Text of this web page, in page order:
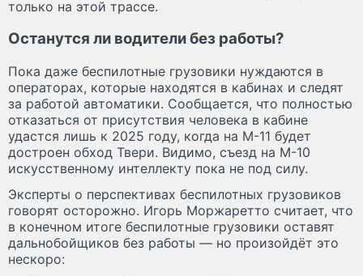
только на этой трассе.
Останутся ли водители без работы?
Пока даже беспилотные грузовики нуждаются в
операторах, которые находятся в кабинах и следят
за работой автоматики. Сообщается, что полностью
отказаться от присутствия человека в кабине
удастся лишь к 2025 году, когда на М-11 будет
достроен обход Твери. Видимо, съезд на М-10
искусственному интеллекту пока не под силу.
Эксперты о перспективах беспилотных грузовиков
говорят осторожно. Игорь Моржаретто считает, что
в конечном итоге беспилотные грузовики оставят
дальнобойщиков без работы — но произойдёт это
нескоро: